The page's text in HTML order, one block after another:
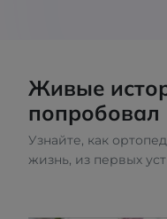
Живые
попробовал
Узнайте, как
жизнь, из первых уст